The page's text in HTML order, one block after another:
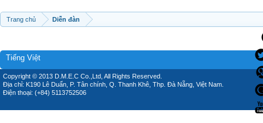
Trang chủ Diễn đàn
Tiếng Việt
Copyright © 2013 D.M.E.C Co.,Ltd, All Rights Reserved.
Địa chỉ: K190 Lê Duẩn, P. Tân chính, Q. Thanh Khê, Thp. Đà Nẵng, Việt Nam.
Điện thoại: (+84) 5113752506